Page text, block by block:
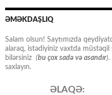
ƏMƏKDAŞLIQ
Salam olsun! Saytımızda
alaraq, istədiyiniz vaxtda müstəqil
bilərsiniz (bu çox sadə və asandır).
saxlayın.
ƏLAQƏ: